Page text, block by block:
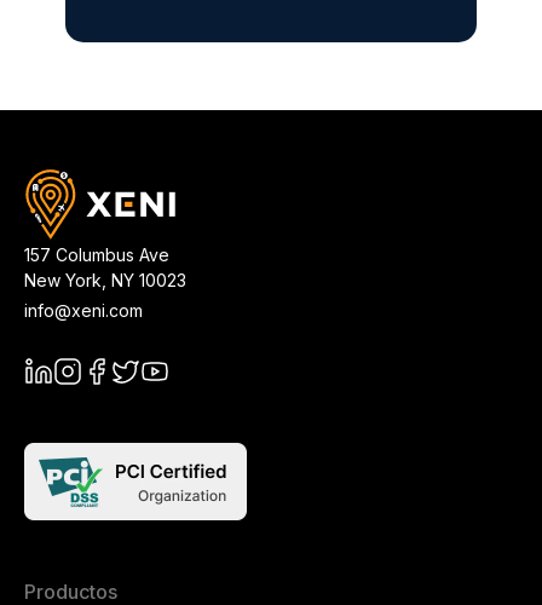
157 Columbus Ave
New York NY 10023
info@xeni.com
Productos